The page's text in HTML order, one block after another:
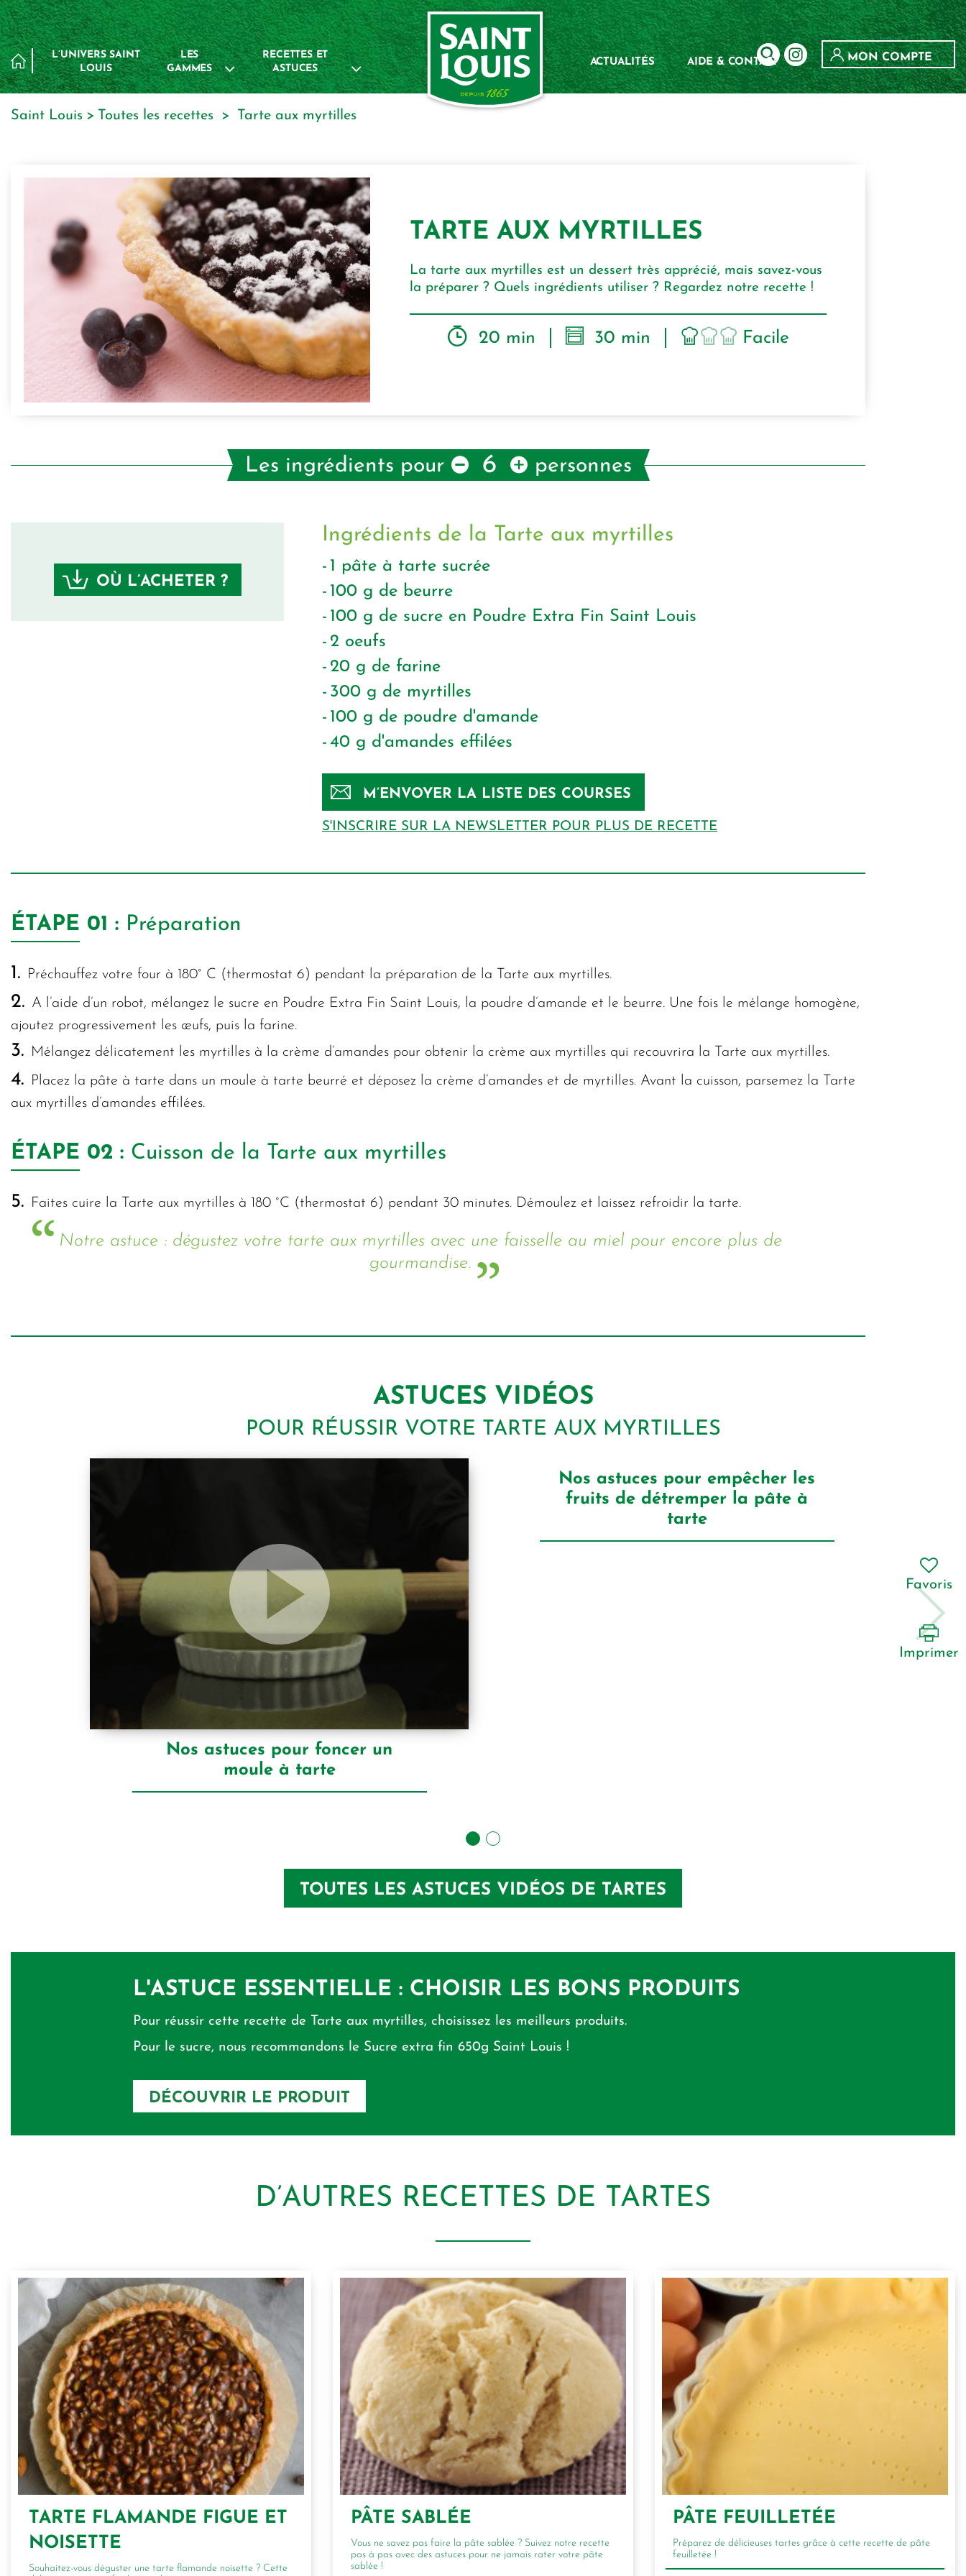
L’UNIVERS SAINT
LOUIS
LES
GAMMES
RECETTES ET
ASTUCES
ACTUALITÉS AIDE & CONTACT MON COMPTE
Saint Louis toutes les recettes tarte aux myrtilles
TARTE AUX MYRTILLES
La tarte aux myrtilles est un dessert très apprécié, mais savez-vous
la préparer ? Quels ingrédients utiliser ? Regardez notre recette !
20 min 30 min Facile
Les ingrédients pour 6 personnes
OÙ L’ACHETER ?
Ingrédients de la Tarte aux myrtilles
1 pâte à tarte sucrée
100 g de beurre
100 g de sucre en Poudre Extra Fin Saint Louis
2 oeufs
20 g de farine
300 g de myrtilles
100 g de poudre d'amande
40 g d'amandes effilées
M’ENVOYER LA LISTE DES COURSES
S'INSCRIRE SUR LA NEWSLETTER POUR PLUS DE RECETTE
ÉTAPE 01 : Préparation
1. Préchauffez votre four à 180° C (thermostat 6) pendant la préparation de la Tarte aux myrtilles.
2. A l’aide d’un robot, mélangez le sucre en Poudre Extra Fin Saint Louis, la poudre d’amande et le beurre. Une fois le mélange homogène,
ajoutez progressivement les œufs, puis la farine.
3. Mélangez délicatement les myrtilles à la crème d’amandes pour obtenir la crème aux myrtilles qui recouvrira la Tarte aux myrtilles.
4. Placez la pâte à tarte dans un moule à tarte beurré et déposez la crème d’amandes et de myrtilles. Avant la cuisson, parsemez la Tarte
aux myrtilles d’amandes effilées.
ÉTAPE 02 : Cuisson de la Tarte aux myrtilles
5. Faites cuire la Tarte aux myrtilles à 180 °C (thermostat 6) pendant 30 minutes. Démoulez et laissez refroidir la tarte.
Notre astuce : dégustez votre tarte aux myrtilles avec une faisselle au miel pour encore plus de
gourmandise.
ASTUCES VIDÉOS
POUR RÉUSSIR VOTRE TARTE AUX MYRTILLES
Nos astuces pour foncer un
moule à tarte
Nos astuces pour empêcher les
fruits de détremper la pâte à
tarte
TOUTES LES ASTUCES VIDÉOS DE TARTES
L'ASTUCE ESSENTIELLE : CHOISIR LES BONS PRODUITS
Pour réussir cette recette de Tarte aux myrtilles, choisissez les meilleurs produits.
Pour le sucre, nous recommandons le Sucre extra fin 650g Saint Louis !
DÉCOUVRIR LE PRODUIT
D’AUTRES RECETTES DE TARTES
TARTE FLAMANDE FIGUE ET
NOISETTE
Souhaitez-vous déguster une tarte flamande noisette ? Cette
PÂTE SABLÉE
Vous ne savez pas faire la pâte sablée ? Suivez notre recette
pas à pas avec des astuces pour ne jamais rater votre pâte
sablée !
PÂTE FEUILLETÉE
Préparez de délicieuses tartes grâce à cette recette de pâte
feuilletée !
Favoris
Imprimer
Panneau de gestion des cookies